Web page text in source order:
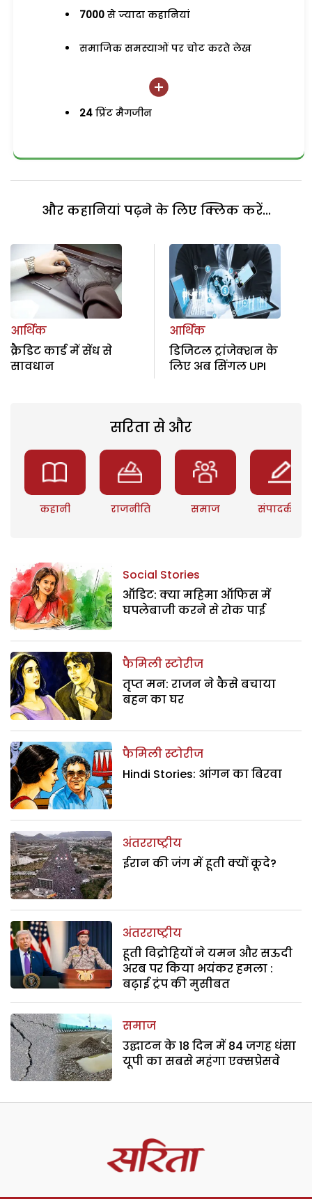
7000 से ज्यादा कहानियां
समाजिक समस्याओं पर चोट करते लेख
24 प्रिंट मैगजीन
और कहानियां पढ़ने के लिए क्लिक करें...
आर्थिक
क्रैडिट कार्ड में सेंध से
सावधान
आर्थिक
डिजिटल ट्रांजेक्शन के
लिए अब सिंगल UPI
सरिता से और
कहानी राजनीति समाज संपादकीय
Social Stories
ऑडिट: क्या महिमा ऑफिस में
घपलेबाजी करने से रोक पाई
फैमिली स्टोरीज
तृप्त मन: राजन ने कैसे बचाया
बहन का घर
फैमिली स्टोरीज
Hindi Stories: आंगन का बिरवा
अंतरराष्ट्रीय
ईरान की जंग में हूती क्यों कूदे?
अंतरराष्ट्रीय
हूती विद्रोहियों ने यमन और सऊदी
अरब पर किया भयंकर हमला :
बढ़ाई ट्रंप की मुसीबत
समाज
उद्घाटन के 18 दिन में 84 जगह धंसा
यूपी का सबसे महंगा एक्सप्रेसवे